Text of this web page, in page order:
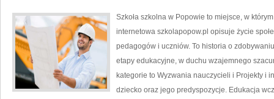
Szkoła szkolna w Popowie to miejsce, w
internetowa szkolapopow.pl opisuje życie
pedagogów i uczniów. To historia o
etapy edukacyjne, w duchu wzajemnego
kategorie to Wyzwania nauczycieli i Projekty i
dziecko oraz jego predyspozycje. Edukacja